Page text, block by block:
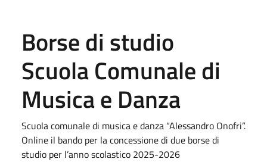
Borse di studio
Scuola Comunale di
Musica e Danza
Scuola comunale di musica e danza “Alessandro Onofri”.
Online il bando per la concessione di due borse di
studio per l’anno scolastico 2025-2026